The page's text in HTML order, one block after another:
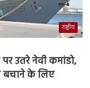
राष्ट्रीय
उतरे नेवी कमांडो,
बचाने के लिए